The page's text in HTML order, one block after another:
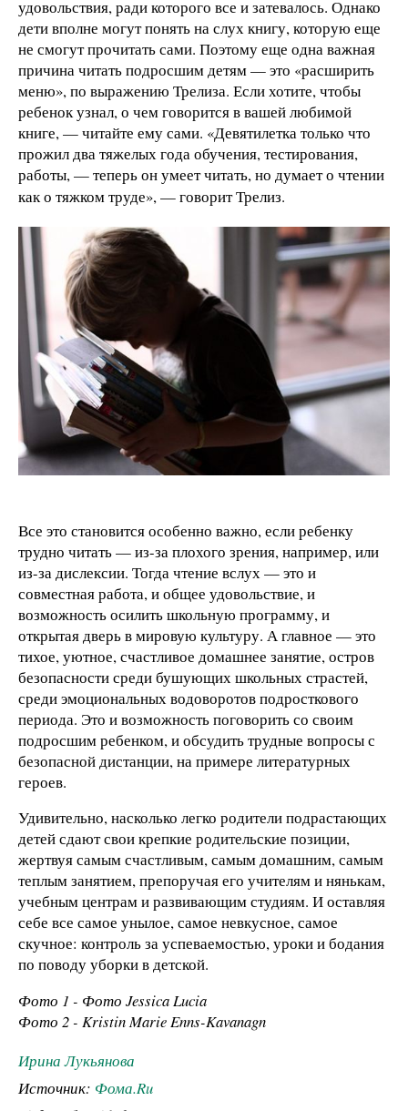
удовольствия, ради которого все и затевалось. Однако
дети вполне могут понять на слух книгу, которую еще
не смогут прочитать сами. Поэтому еще одна важная
причина читать подросшим детям — это «расширить
меню», по выражению Трелиза. Если хотите, чтобы
ребенок узнал, о чем говорится в вашей любимой
книге, — читайте ему сами. «Девятилетка только что
прожил два тяжелых года обучения, тестирования,
работы, — теперь он умеет читать, но думает о чтении
как о тяжком труде», — говорит Трелиз.
Все это становится особенно важно, если ребенку
трудно читать — из-за плохого зрения, например, или
из-за дислексии. Тогда чтение вслух — это и
совместная работа, и общее удовольствие, и
возможность осилить школьную программу, и
открытая дверь в мировую культуру. А главное — это
тихое, уютное, счастливое домашнее занятие, остров
безопасности среди бушующих школьных страстей,
среди эмоциональных водоворотов подросткового
периода. Это и возможность поговорить со своим
подросшим ребенком, и обсудить трудные вопросы с
безопасной дистанции, на примере литературных
героев.
Удивительно, насколько легко родители подрастающих
детей сдают свои крепкие родительские позиции,
жертвуя самым счастливым, самым домашним, самым
теплым занятием, препоручая его учителям и нянькам,
учебным центрам и развивающим студиям. И оставляя
себе все самое унылое, самое невкусное, самое
скучное: контроль за успеваемостью, уроки и бодания
по поводу уборки в детской.
Фото 1 - Фото Jessica Lucia
Фото 2 - Kristin Marie Enns-Kavanagn
Ирина Лукьянова
Источник: Фома.Ru